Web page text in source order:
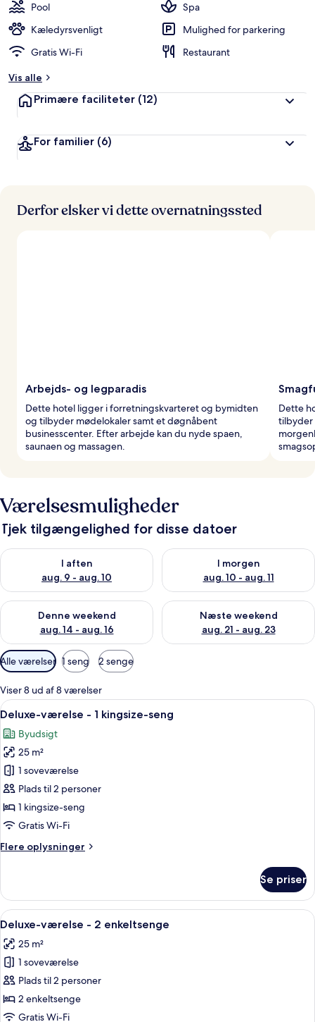
Pool
Spa
Kæledyrsvenligt
Mulighed for parkering
Gratis Wi-Fi
Restaurant
Vis alle
Primære faciliteter (12)
For familier (6)
Derfor elsker vi dette overnatningssted
Arbejds- og legparadis
Dette hotel ligger i forretningskvarteret og bymidten
og tilbyder mødelokaler samt et døgnåbent
businesscenter. Efter arbejde kan du nyde spaen,
saunaen og massagen.
Dette
tilbyder
Værelsesmuligheder
Tjek tilgængelighed for disse datoer
I aften
aug. 9 - aug. 10
Tjek tilgængelighed for i aften aug. 9 - aug. 10
I morgen
aug. 10 - aug. 11
Tjek tilgængelighed for i
Denne weekend
aug. 14 - aug. 16
Tjek tilgængelighed for denne weekend aug. 14 - aug. 16
Næste weekend
aug. 21 - aug. 23
Tjek tilgængelighed for næste
Tilgængelige
filtre
for
værelser
Alle værelser 1 seng 2 senge
Viser 8 ud af 8 værelser
Indlæs
alle
billeder
af
Deluxe-
værelse
-
1
seng
Et hotelværelse med en stor seng,
5
Deluxe-værelse - 1 kingsize-seng
Byudsigt
25 m²
1 soveværelse
Plads til 2 personer
1 kingsize-seng
Gratis Wi-Fi
Flere oplysninger
Flere
værelse
1
seng
Se priser
Indlæs
alle
billeder
af
Deluxe-
værelse
-
Et hotelværelse med to senge, et
5
Deluxe-værelse - 2 enkeltsenge
25 m²
1 soveværelse
Plads til 2 personer
2 enkeltsenge
Gratis Wi-Fi